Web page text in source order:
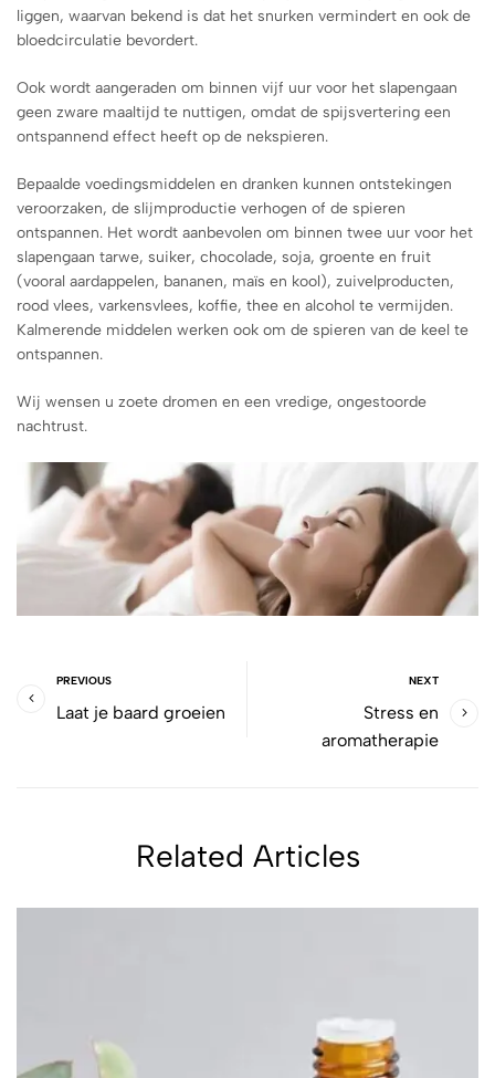
liggen, waarvan bekend is dat het snurken vermindert en ook de
bloedcirculatie bevordert.
Ook wordt aangeraden om binnen vijf uur voor het slapengaan
geen zware maaltijd te nuttigen, omdat de spijsvertering een
ontspannend effect heeft op de nekspieren.
Bepaalde voedingsmiddelen en dranken kunnen ontstekingen
veroorzaken, de slijmproductie verhogen of de spieren
ontspannen. Het wordt aanbevolen om binnen twee uur voor het
slapengaan tarwe, suiker, chocolade, soja, groente en fruit
(vooral aardappelen, bananen, maïs en kool), zuivelproducten,
rood vlees, varkensvlees, koffie, thee en alcohol te vermijden.
Kalmerende middelen werken ook om de spieren van de keel te
ontspannen.
Wij wensen u zoete dromen en een vredige, ongestoorde
nachtrust.
PREVIOUS
Laat je baard groeien
NEXT
Stress en
aromatherapie
Related Articles